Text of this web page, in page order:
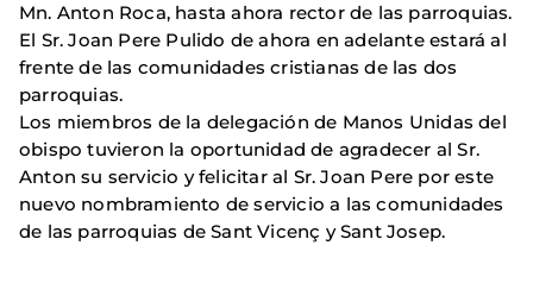
Mn. Anton Roca, hasta ahora rector de las parroquias.
El Sr. Joan Pere Pulido de ahora en adelante estará al
frente de las comunidades cristianas de las dos
parroquias.
Los miembros de la delegación de Manos Unidas del
obispo tuvieron la oportunidad de agradecer al Sr.
Anton su servicio y felicitar al Sr. Joan Pere por este
nuevo nombramiento de servicio a las comunidades
de las parroquias de Sant Vicenç y Sant Josep.